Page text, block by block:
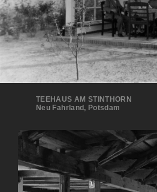
TEEHAUS AM STINTHORN
Neu Fahrland, Potsdam